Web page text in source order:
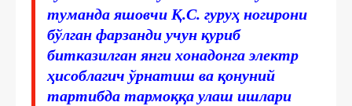
туманда яшовчи Қ.С. гуруҳ ногирони
бўлган фарзанди учун қуриб
битказилган янги хонадонга электр
ҳисоблагич ўрнатиш ва қонуний
тартибда тармоққа улаш ишлари